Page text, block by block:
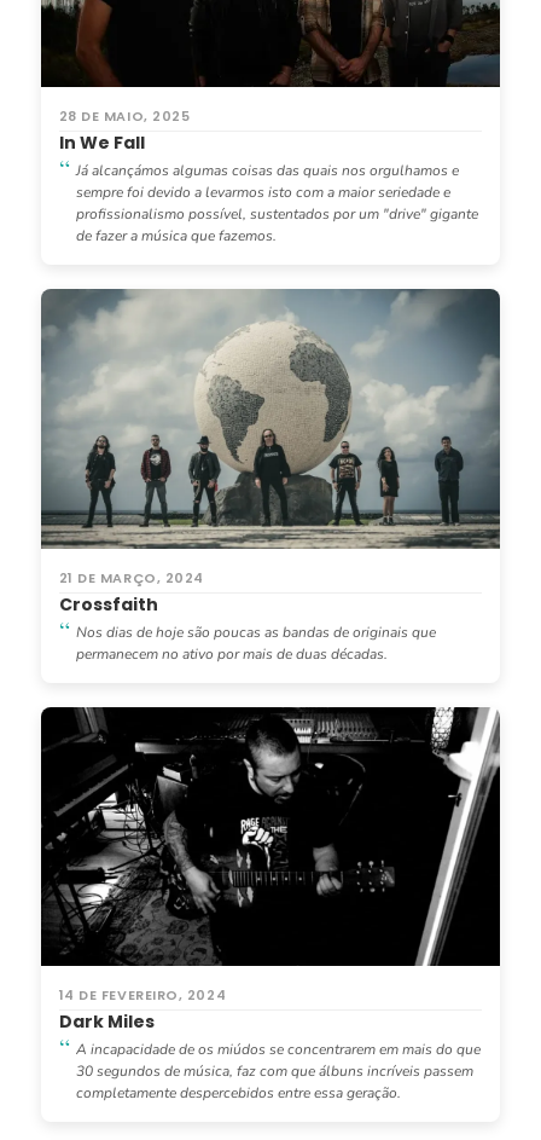
28 DE MAIO, 2025
In We Fall
Já alcançámos algumas coisas das quais nos orgulhamos e
sempre foi devido a levarmos isto com a maior seriedade e
profissionalismo possível, sustentados por um "drive" gigante
de fazer a música que fazemos.
21 DE MARÇO, 2024
Crossfaith
Nos dias de hoje são poucas as bandas de originais que
permanecem no ativo por mais de duas décadas.
14 DE FEVEREIRO, 2024
Dark Miles
A incapacidade de os miúdos se concentrarem em mais do que
30 segundos de música, faz com que álbuns incríveis passem
completamente despercebidos entre essa geração.